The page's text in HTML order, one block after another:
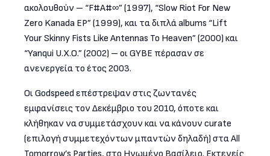
ακολουθούν – “F#A#∞” (1997), “Slow Riot For New
Zero Kanada EP” (1999), και τα διπλά albums “Lift
Your Skinny Fists Like Antennas To Heaven” (2000) και
“Yanqui U.X.O.” (2002) – οι GYBE πέρασαν σε
ανενεργεία το έτος 2003.
Οι Godspeed επέστρεψαν στις ζωντανές
εμφανίσεις τον Δεκέμβριο του 2010, όποτε και
κλήθηκαν να συμμετάσχουν και να κάνουν curate
(επιλογή συμμετεχόντων μπαντών δηλαδή) στα All